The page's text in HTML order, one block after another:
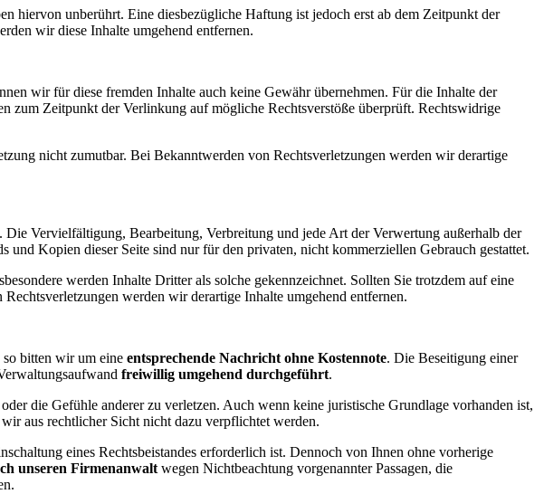
hiervon unberührt. Eine diesbezügliche Haftung ist jedoch erst ab dem Zeitpunkt der
wir diese Inhalte umgehend entfernen.
wir für diese fremden Inhalte auch keine Gewähr übernehmen. Für die Inhalte der
zum Zeitpunkt der Verlinkung auf mögliche Rechtsverstöße überprüft. Rechtswidrige
nicht zumutbar. Bei Bekanntwerden von Rechtsverletzungen werden wir derartige
Vervielfältigung, Bearbeitung, Verbreitung und jede Art der Verwertung außerhalb der
Kopien dieser Seite sind nur für den privaten, nicht kommerziellen Gebrauch gestattet.
werden Inhalte Dritter als solche gekennzeichnet. Sollten Sie trotzdem auf eine
werden wir derartige Inhalte umgehend entfernen.
so bitten wir um eine entsprechende Nachricht ohne Kostennote. Die Beseitigung einer
freiwillig umgehend durchgeführt.
die Gefühle anderer zu verletzen. Auch wenn keine juristische Grundlage vorhanden ist,
aus rechtlicher Sicht nicht dazu verpflichtet werden.
eines Rechtsbeistandes erforderlich ist. Dennoch von Ihnen ohne vorherige
unseren Firmenanwalt wegen Nichtbeachtung vorgenannter Passagen, die